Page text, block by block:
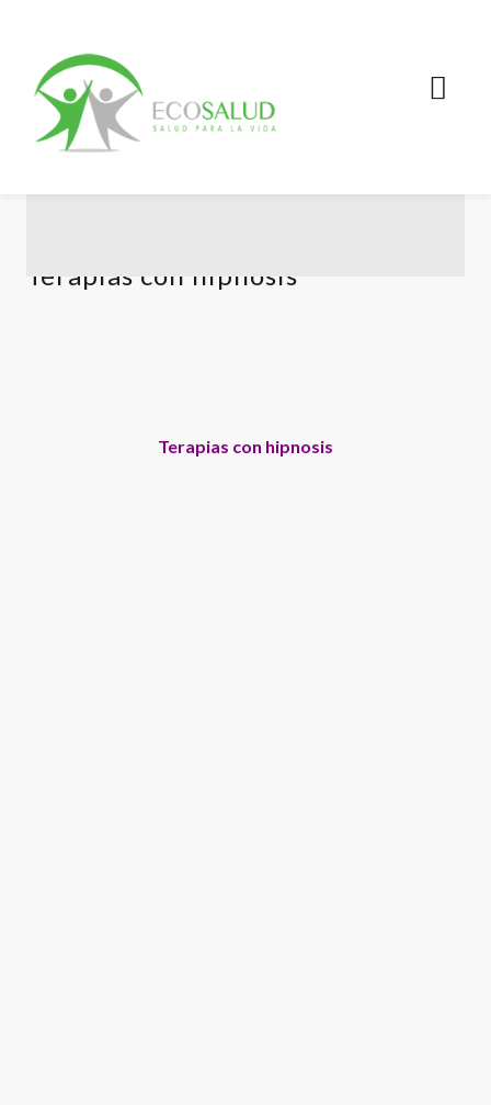
Terapias con hipnosis
Terapias con hipnosis